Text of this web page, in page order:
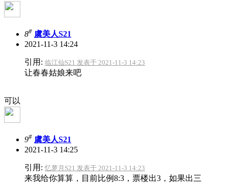
8# 虞美人S21
2021-11-3 14:24
引用: 临江仙S21 发表于 2021-11-3 14:23
让春春姑娘来吧
可以
9# 虞美人S21
2021-11-3 14:25
引用: 忆萝月S21 发表于 2021-11-3 14:23
来我给你算算，目前比例8:3，票楼出3，如果出三